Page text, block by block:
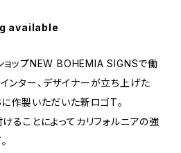
available
ョップNEW BOHEMIA SIGNSで働
ンター、デザイナーが立ち上げた
作製いただいた新ロゴT。
ることによってカリフォルニアの強